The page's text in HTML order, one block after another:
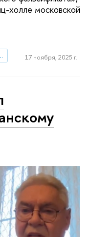
холле московской
и мировой политики
17 ноября, 2025 г.